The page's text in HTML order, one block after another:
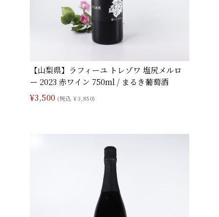
【山梨県】ラフィーユ トレゾワ 塩尻メルロ
ー 2023 赤ワイン 750ml / まるき葡萄酒
¥3,500 (税込 ¥3,850)